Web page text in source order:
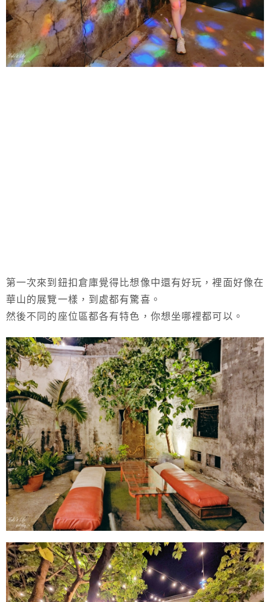
第一次來到鈕扣倉庫覺得比想像中還有好玩，裡面好像在
華山的展覽一樣，到處都有驚喜。
然後不同的座位區都各有特色，你想坐哪裡都可以。